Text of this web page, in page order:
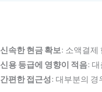
신속한 현금 확보: 소액결제
신용 등급에 영향이 적음:
간편한 접근성 : 대부분의 경